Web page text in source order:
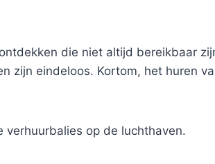
ontdekken die niet altijd bereikbaar
zijn eindeloos. Kortom, het huren
op de luchthaven.